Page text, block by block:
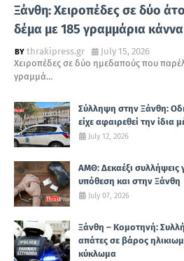
Ξάνθη: Χειροπέδες σε δύο
δέμα με 185 γραμμάρια
thrakipress.gr
July 15, 2026
Χειροπέδες σε δύο ημεδαπούς που
γραμμά…
Σύλληψη στην Ξάνθη:
είχε αφαιρεθεί την
July 12, 2026
ΑΜΘ: Δεκαέξι συλλήψεις
υπόθεση και στην Ξάνθη
July 07, 2026
Ξάνθη – Κομοτηνή:
απάτες σε βάρος
κύκλωμα